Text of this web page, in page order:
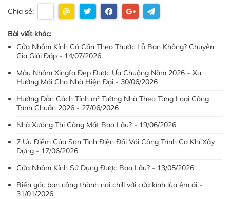
Chia sẻ:
Bài viết khác:
Cửa Nhôm Kính Có Cần Theo Thước Lỗ Ban Không? Chuyên
Gia Giải Đáp - 14/07/2026
Màu Nhôm Xingfa Đẹp Được Ưa Chuộng Năm 2026 – Xu
Hướng Mới Cho Nhà Hiện Đại - 30/06/2026
Hướng Dẫn Cách Tính m² Tường Nhà Theo Từng Loại Công
Trình Chuẩn 2026 - 27/06/2026
Nhà Xưởng Thi Công Mất Bao Lâu? - 19/06/2026
7 Ưu Điểm Của Sơn Tĩnh Điện Đối Với Công Trình Cơ Khí Xây
Dựng - 17/06/2026
Cửa Nhôm Kính Sử Dụng Được Bao Lâu? - 13/05/2026
Biến góc ban công thành nơi chill với cửa kính lùa êm ái -
31/01/2026